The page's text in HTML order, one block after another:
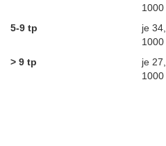
1000
5-9 tp
je
1000
> 9 tp
je
1000